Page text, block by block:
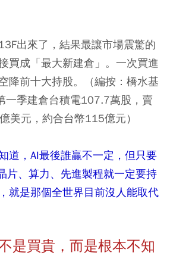
出來了，結果最讓市場震驚的
買成「最大新建倉」。一次買進
降前十大持股。（編按：橋水基
一季建倉台積電107.7萬股，賣
美元，約合台幣115億元）
道，AI最後誰贏不一定，但只要
片、算力、先進製程就一定要持
就是那個全世界目前沒人能取代
是買貴，而是根本不知